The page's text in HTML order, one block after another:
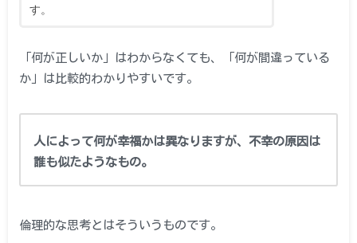
す。
「何が正しいか」はわからなくても、「何が間違っている
か」は比較的わかりやすいです。
人によって何が幸福かは異なりますが、不幸の原因は
誰も似たようなもの。
倫理的な思考とはそういうものです。